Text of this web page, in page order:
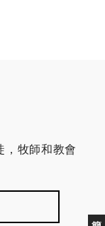
，牧師和教會